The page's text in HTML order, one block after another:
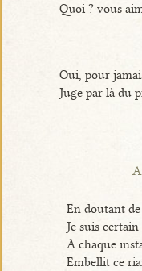
Quoi ? vous
Oui, pour
Juge par là du
En doutant
Je suis
À chaque
Embellit ce